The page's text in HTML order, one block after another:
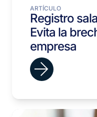
ARTÍCULO
Registro
Evita la
empresa